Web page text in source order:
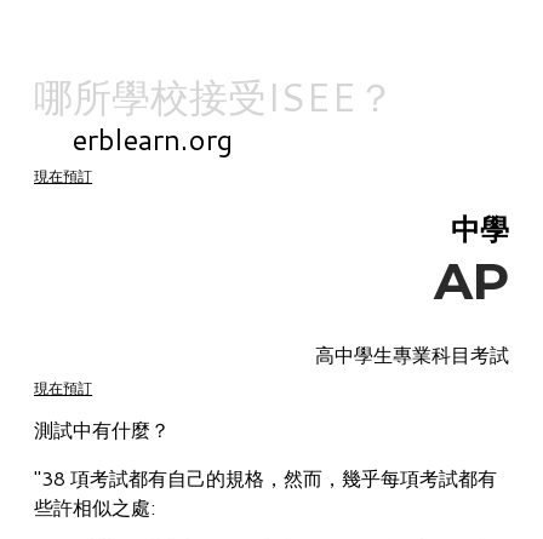
哪所學校接受ISEE？
erblearn.org
現在預訂
中學
AP
高中學生專業科目考試
現在預訂
測試中有什麼？
"38 項考試都有自己的規格，然而，幾乎每項考試都有
些許相似之處: